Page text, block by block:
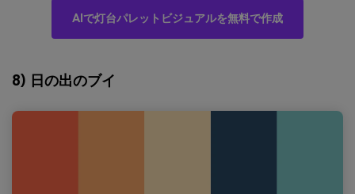
AIで灯台パレットビジュアルを無料で作成
8) 日の出のブイ